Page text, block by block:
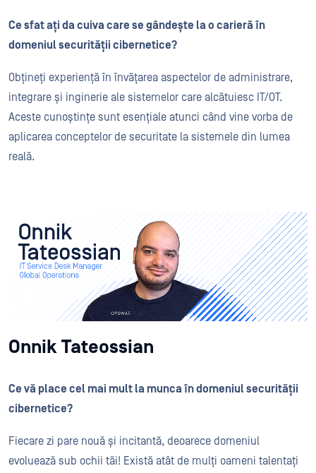
Ce sfat ați da cuiva care se gândește la o carieră în
domeniul securității cibernetice?
Obțineți experiență în învățarea aspectelor de administrare,
integrare și inginerie ale sistemelor care alcătuiesc IT/OT.
Aceste cunoștințe sunt esențiale atunci când vine vorba de
aplicarea conceptelor de securitate la sistemele din lumea
reală.
Onnik Tateossian
Ce vă place cel mai mult la munca în domeniul securității
cibernetice?
Fiecare zi pare nouă și incitantă, deoarece domeniul
evoluează sub ochii tăi! Există atât de mulți oameni talentați